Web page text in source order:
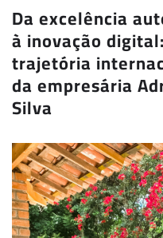
Da excelência
à inovação
trajetória
da empresária
Silva